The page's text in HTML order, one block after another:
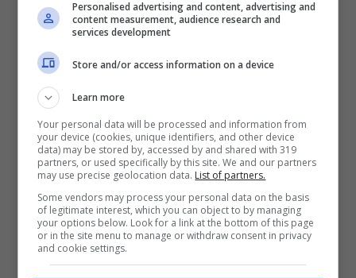
Desmosedici. Il team può rappresentare il
promesse italiane, come è già accaduto in
passato. Nell’Academy del fenomeno di
Tavullia sono cresciuti il neo campione del
mondo della MotoGP, Pecco Bagnaia, e il
vice campione del mondo 2020 Franco
Morbidelli. Date una occhiata alla100 Km
dei Campioni: Valentino Rossi e Luca
Marini battuti, ecco da chi. Ducati, arriva lo
Personalised advertising and content, advertising and
content measurement, audience research and
services development
Store and/or access information on a device
Learn more
Your personal data will be processed and information from
your device (cookies, unique identifiers, and other device
data) may be stored by, accessed by and shared with 319
partners, or used specifically by this site. We and our partners
may use precise geolocation data. List of partners.
Some vendors may process your personal data on the basis
of legitimate interest, which you can object to by managing
your options below. Look for a link at the bottom of this page
or in the site menu to manage or withdraw consent in privacy
and cookie settings.